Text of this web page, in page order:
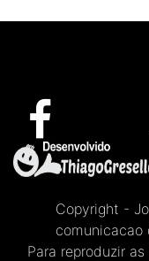
Copyright -
comunicacao
Para reproduzir